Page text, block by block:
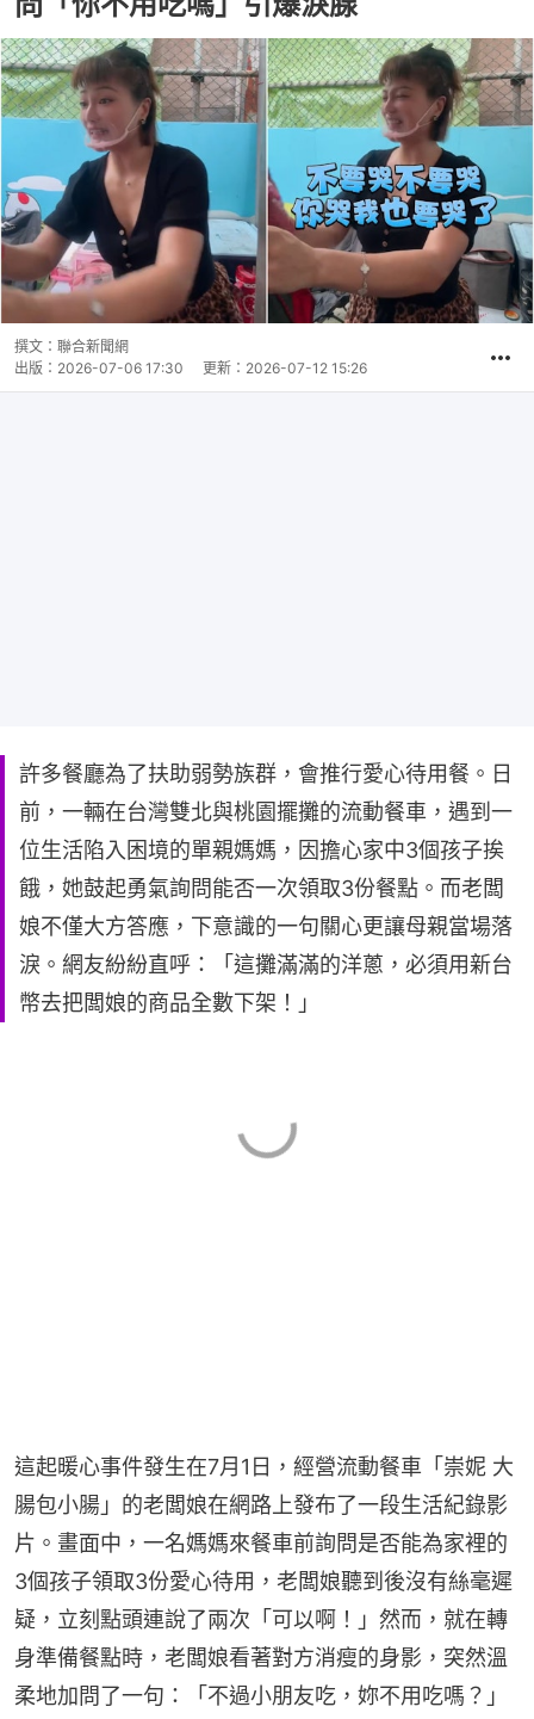
撰文： 聯合新聞網
出版： 2026-07-06 17:30 更新： 2026-07-12 15:26
許多餐廳為了扶助弱勢族群，會推行愛心待用餐。日
前，一輛在台灣雙北與桃園擺攤的流動餐車，遇到一
位生活陷入困境的單親媽媽，因擔心家中3個孩子挨
餓，她鼓起勇氣詢問能否一次領取3份餐點。而老闆
娘不僅大方答應，下意識的一句關心更讓母親當場落
淚。網友紛紛直呼：「這攤滿滿的洋蔥，必須用新台
幣去把闆娘的商品全數下架！」
這起暖心事件發生在7月1日，經營流動餐車「崇妮 大
腸包小腸」的老闆娘在網路上發布了一段生活紀錄影
片。畫面中，一名媽媽來餐車前詢問是否能為家裡的
3個孩子領取3份愛心待用，老闆娘聽到後沒有絲毫遲
疑，立刻點頭連說了兩次「可以啊！」然而，就在轉
身準備餐點時，老闆娘看著對方消瘦的身影，突然溫
柔地加問了一句：「不過小朋友吃，妳不用吃嗎？」